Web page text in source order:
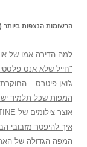
הרשומות הנצפות ביותר
למה הדירה אמו של
"חייל שלא אנס
ג'ואן פיטרס –
המפות שכל תלמיד
אוצר צילומים של PALESTINE הריקה
איך להיפטר מזבובי
המפה הגדולה של